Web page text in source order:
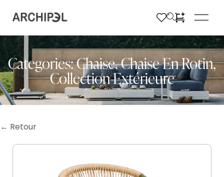
Categories:Chaise,Chaise En Rotin,
Collection Extérieure
← Retour